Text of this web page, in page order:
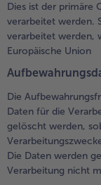
Dies ist der primäre
verarbeitet werden.
verarbeitet werden,
Europäische Union
Die
Daten für die
gelöscht werden,
Die Daten werden
Verarbeitung nicht